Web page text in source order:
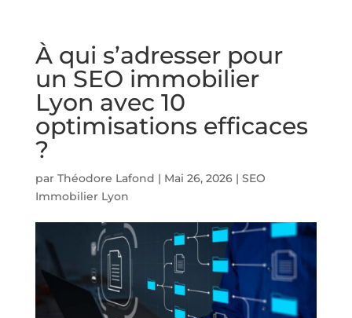
À qui s’adresser pour
un SEO immobilier
Lyon avec 10
optimisations efficaces
?
par Théodore Lafond | Mai 26, 2026| SEO
Immobilier Lyon